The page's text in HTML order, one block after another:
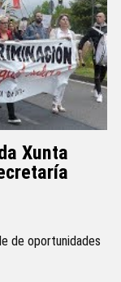
Xunta
de oportunidades